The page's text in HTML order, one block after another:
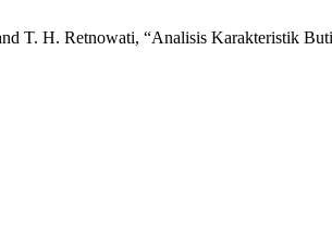
T. H. Retnowati, “Analisis Karakteristik